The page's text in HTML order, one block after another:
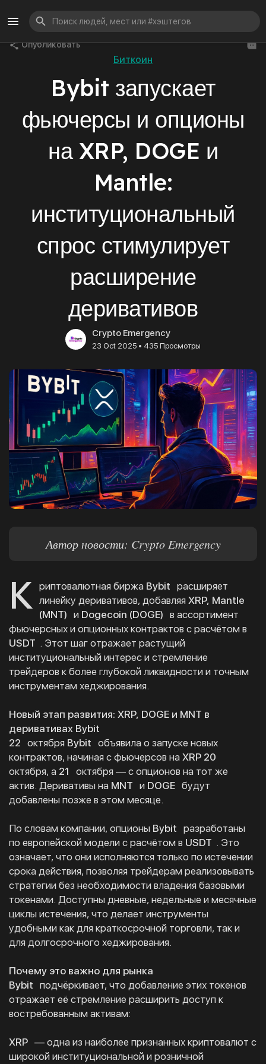
Опубликовать
Биткоин
Bybit запускает
фьючерсы и опционы
на XRP, DOGE и
Mantle:
институциональный
спрос стимулирует
расширение
деривативов
Crypto Emergency
23 Oct 2025 • 435 Просмотры
Автор новости: Crypto Emergency
К риптовалютная биржа Bybit расширяет
линейку деривативов, добавляя XRP, Mantle
(MNT) и Dogecoin (DOGE) в ассортимент
фьючерсных и опционных контрактов с расчётом в
USDT . Этот шаг отражает растущий
институциональный интерес и стремление
трейдеров к более глубокой ликвидности и точным
инструментам хеджирования.
Новый этап развития: XRP, DOGE и MNT в
деривативах Bybit
22 октября Bybit объявила о запуске новых
контрактов, начиная с фьючерсов на XRP 20
октября, а 21
октября — с опционов на тот же
актив. Деривативы на MNT и DOGE будут
добавлены позже в этом месяце.
По словам компании, опционы Bybit разработаны
по европейской модели с расчётом в USDT . Это
означает, что они исполняются только по истечении
срока действия, позволяя трейдерам реализовывать
стратегии без необходимости владения базовыми
токенами. Доступны дневные, недельные и месячные
циклы истечения, что делает инструменты
удобными как для краткосрочной торговли, так и
для долгосрочного хеджирования.
Почему это важно для рынка
Bybit подчёркивает, что добавление этих токенов
отражает её стремление расширить доступ к
востребованным активам:
XRP — одна из наиболее признанных криптовалют с
широкой институциональной и розничной